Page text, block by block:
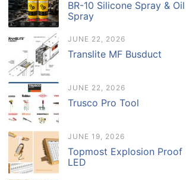
BR-10 Silicone Spray & Oil
Spray
JUNE 22, 2026
Translite MF Busduct
JUNE 22, 2026
Trusco Pro Tool
JUNE 19, 2026
Topmost Explosion Proof
LED